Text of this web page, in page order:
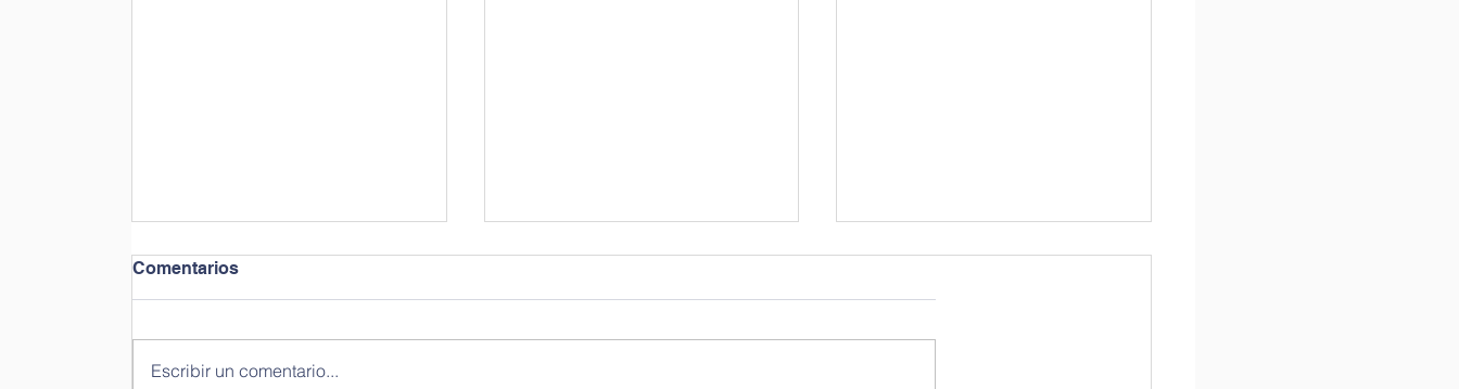
Comentarios
Escribir un comentario...